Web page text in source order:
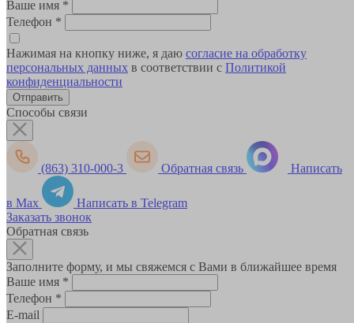
Ваше имя *
Телефон *
Нажимая на кнопку ниже, я даю согласие на обработку
персональных данных в соответствии с Политикой
конфиденциальности
Способы связи
(863) 310-000-3 Обратная связь Написать
в Max
Написать в Telegram
Заказать звонок
Обратная связь
Заполните форму, и мы свяжемся с Вами в ближайшее время
Ваше имя *
Телефон *
E-mail